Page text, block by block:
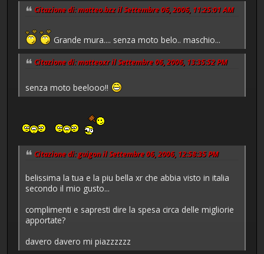
Citazione di: matteo.bzz il Settembre 06, 2006, 11:25:01 AM
Grande mura.... senza moto belo.. maschio...
Citazione di: matteoxr il Settembre 06, 2006, 13:35:52 PM
senza moto beelooo!!
Citazione di: guigon il Settembre 06, 2006, 12:58:35 PM
belissima la tua e la piu bella xr che abbia visto in italia
secondo il mio gusto...
complimenti e sapresti dire la spesa circa delle migliorie
apportate?
davero davero mi piazzzzzz